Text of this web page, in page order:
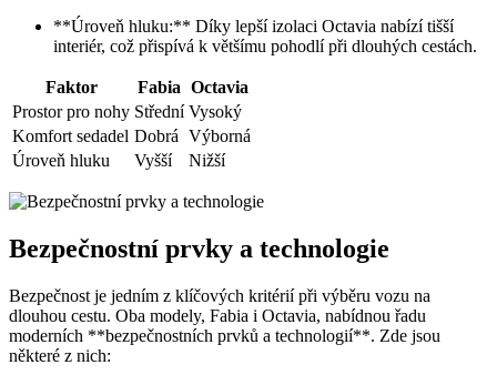
**Úroveň hluku:** Díky lepší izolaci Octavia nabízí tišší
interiér, což přispívá k většímu pohodlí při dlouhých cestách.
Faktor Fabia Octavia
Prostor pro nohy Střední Vysoký
Komfort sedadel Dobrá Výborná
Úroveň hluku
Vyšší Nižší
Bezpečnostní prvky a technologie
Bezpečnost je jedním z klíčových kritérií při výběru vozu na
dlouhou cestu. Oba modely, Fabia i Octavia, nabídnou řadu
moderních **bezpečnostních prvků a technologií**. Zde jsou
některé z nich: